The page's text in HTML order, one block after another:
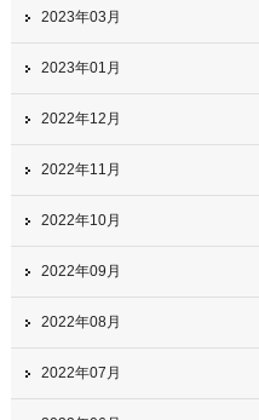
2023年03月
2023年01月
2022年12月
2022年11月
2022年10月
2022年09月
2022年08月
2022年07月